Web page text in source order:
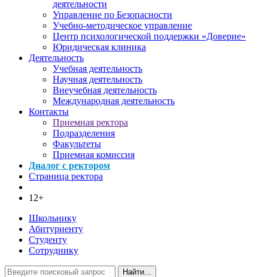
деятельности
Управление по Безопасности
Учебно-методическое управление
Центр психологической поддержки «Доверие»
Юридическая клиника
Деятельность
Учебная деятельность
Научная деятельность
Внеучебная деятельность
Международная деятельность
Контакты
Приемная ректора
Подразделения
Факультеты
Приемная комиссия
Диалог с ректором
Страница ректора
12+
Школьнику
Абитуриенту
Студенту
Сотруднику
Найти...